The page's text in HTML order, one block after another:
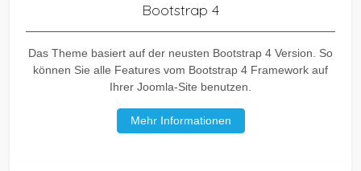
Bootstrap 4
Das Theme basiert auf der neusten Bootstrap 4 Version. So
können Sie alle Features vom Bootstrap 4 Framework auf
Ihrer Joomla-Site benutzen.
Mehr Informationen